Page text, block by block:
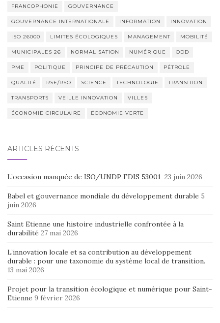
FRANCOPHONIE GOUVERNANCE
GOUVERNANCE INTERNATIONALE INFORMATION INNOVATION
ISO 26000 LIMITES ÉCOLOGIQUES MANAGEMENT MOBILITÉ
MUNICIPALES 26 NORMALISATION NUMÉRIQUE ODD
PME POLITIQUE PRINCIPE DE PRÉCAUTION PÉTROLE
QUALITÉ RSE/RSO SCIENCE TECHNOLOGIE TRANSITION
TRANSPORTS VEILLE INNOVATION VILLES
ÉCONOMIE CIRCULAIRE ÉCONOMIE VERTE
ARTICLES RÉCENTS
L’occasion manquée de ISO/UNDP FDIS 53001 23 juin 2026
Babel et gouvernance mondiale du développement durable 5
juin 2026
Saint Etienne une histoire industrielle confrontée à la
durabilité 27 mai 2026
L’innovation locale et sa contribution au développement
durable : pour une taxonomie du système local de transition.
13 mai 2026
Projet pour la transition écologique et numérique pour Saint-
Etienne 9 février 2026